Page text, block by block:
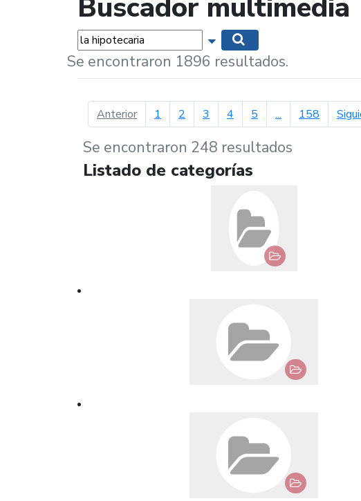
Buscador multimedia
Palabras... Mostrar opciones de búsqueda
Se encontraron 1896 resultados.
Anteriorpágina anterior
1 2 3 4 5 ... 158
Se encontraron 248 resultados
Listado de categorías